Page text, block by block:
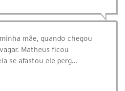
mãe, quando chegou
Matheus ficou
se afastou ele perg…